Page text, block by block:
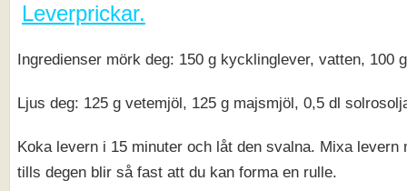
Leverprickar.
Ingredienser mörk deg: 150 g kycklinglever, vatten, 100
Ljus deg: 125 g vetemjöl, 125 g majsmjöl, 0,5 dl
Koka levern i 15 minuter och låt den svalna. Mixa
tills degen blir så fast att du kan forma en rulle.